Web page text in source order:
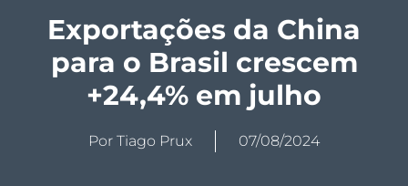
Exportações da China
para o Brasil crescem
+24,4% em julho
Por Tiago Prux 07/08/2024